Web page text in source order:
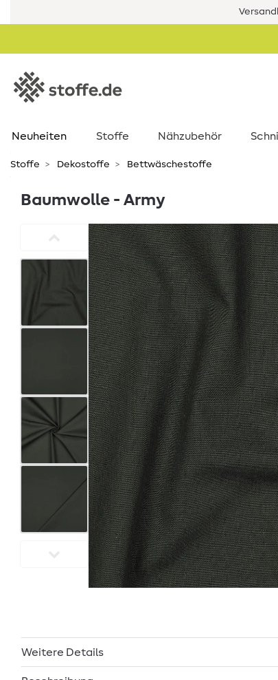
Neuheiten Stoffe Nähzubehör
Stoffe Dekostoffe Bettwäschestoffe
Baumwolle - Army
Weitere Details